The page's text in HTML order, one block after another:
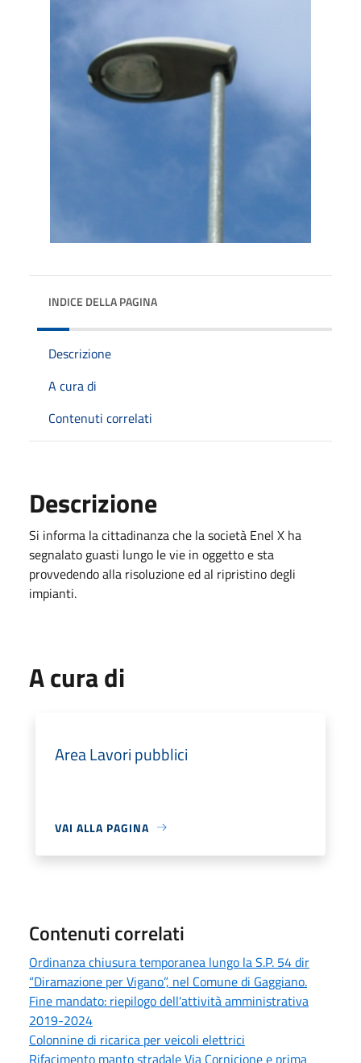
INDICE DELLA PAGINA
Descrizione
A cura di
Contenuti correlati
Descrizione
Si informa la cittadinanza che la società Enel X ha
segnalato guasti lungo le vie in oggetto e sta
provvedendo alla risoluzione ed al ripristino degli
impianti.
A cura di
Area Lavori pubblici
VAI ALLA PAGINA
Contenuti correlati
Ordinanza chiusura temporanea lungo la S.P. 54 dir
“Diramazione per Vigano”, nel Comune di Gaggiano.
Fine mandato: riepilogo dell'attività amministrativa
2019-2024
Colonnine di ricarica per veicoli elettrici
Rifacimento manto stradale Via Cornicione e prima